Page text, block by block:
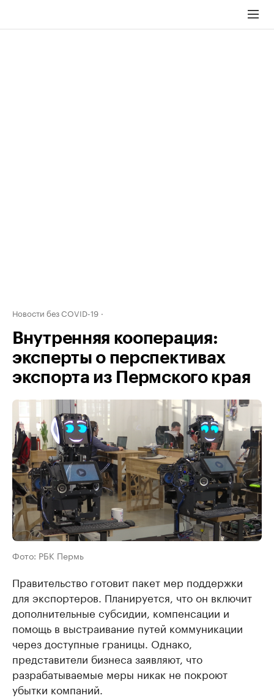
Новости без COVID-19
Внутренняя кооперация:
эксперты о перспективах
экспорта из Пермского края
Фото: РБК Пермь
Правительство готовит пакет мер поддержки
для экспортеров. Планируется, что он включит
дополнительные субсидии, компенсации и
помощь в выстраивание путей коммуникации
через доступные границы. Однако,
представители бизнеса заявляют, что
разрабатываемые меры никак не покроют
убытки компаний.